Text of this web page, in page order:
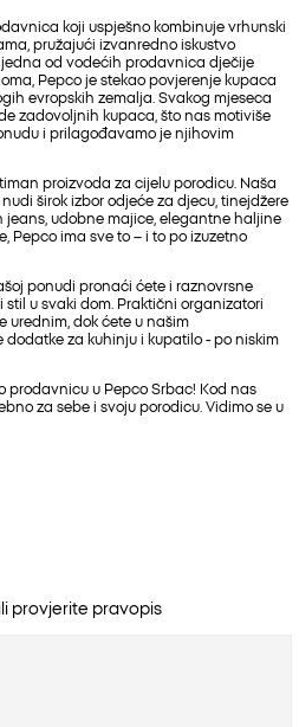
koji uspješno kombinuje vrhunski
pružajući izvanredno iskustvo
od vodećih prodavnica dječije
Pepco je stekao povjerenje kupaca
evropskih zemalja. Svakog mjeseca
zadovoljnih kupaca, što nas motiviše
i prilagođavamo je njihovim
proizvoda za cijelu porodicu. Naša
širok izbor odjeće za djecu, tinejdžere
jeans, udobne majice, elegantne haljine
Pepco ima sve to – i to po izuzetno
ponudi pronaći ćete i raznovrsne
u svaki dom. Praktični organizatori
urednim, dok ćete u našim
za kuhinju i kupatilo - po niskim
prodavnicu u Pepco Srbac! Kod nas
za sebe i svoju porodicu. Vidimo se u
provjerite pravopis